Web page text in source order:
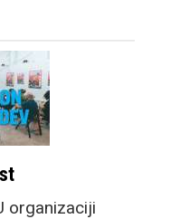
organizaciji